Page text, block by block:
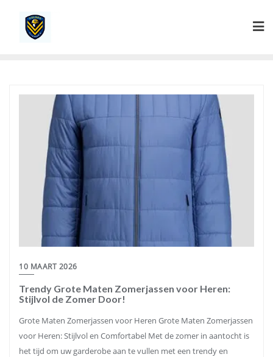
10 MAART 2026
Trendy Grote Maten Zomerjassen voor Heren:
Stijlvol de Zomer Door!
Grote Maten Zomerjassen voor Heren Grote Maten Zomerjassen
voor Heren: Stijlvol en Comfortabel Met de zomer in aantocht is
het tijd om uw garderobe aan te vullen met een trendy en